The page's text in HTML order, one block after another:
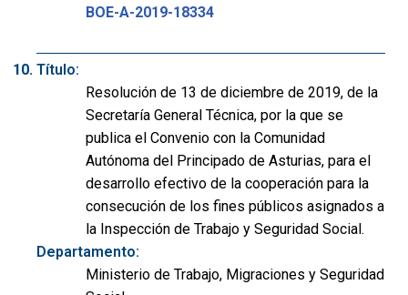
BOE-A-2019-18334
Título:
Resolución de 13 de diciembre de 2019, de la
Secretaría General Técnica, por la que se
publica el Convenio con la Comunidad
Autónoma del Principado de Asturias, para el
desarrollo efectivo de la cooperación para la
consecución de los fines públicos asignados a
la Inspección de Trabajo y Seguridad Social.
Departamento:
Ministerio de Trabajo, Migraciones y Seguridad